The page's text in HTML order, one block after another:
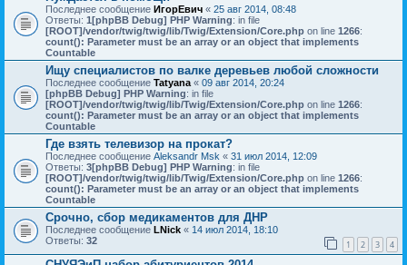
Последнее сообщение ИгорЕвич « 25 авг 2014, 08:48
Ответы: 1[phpBB Debug] PHP Warning: in file
[ROOT]/vendor/twig/twig/lib/Twig/Extension/Core.php on line 1266:
count(): Parameter must be an array or an object that implements
Countable
Ищу специалистов по валке деревьев любой сложности
Последнее сообщение Tatyana « 09 авг 2014, 20:24
[phpBB Debug] PHP Warning: in file
[ROOT]/vendor/twig/twig/lib/Twig/Extension/Core.php on line 1266:
count(): Parameter must be an array or an object that implements
Countable
Где взять телевизор на прокат?
Последнее сообщение Aleksandr Msk « 31 июл 2014, 12:09
Ответы: 3[phpBB Debug] PHP Warning: in file
[ROOT]/vendor/twig/twig/lib/Twig/Extension/Core.php on line 1266:
count(): Parameter must be an array or an object that implements
Countable
Срочно, сбор медикаментов для ДНР
Последнее сообщение LNick « 14 июл 2014, 18:10
Ответы: 32 1 2 3 4